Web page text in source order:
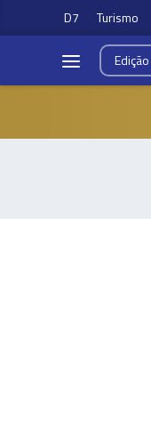
D7 Turismo
Edição